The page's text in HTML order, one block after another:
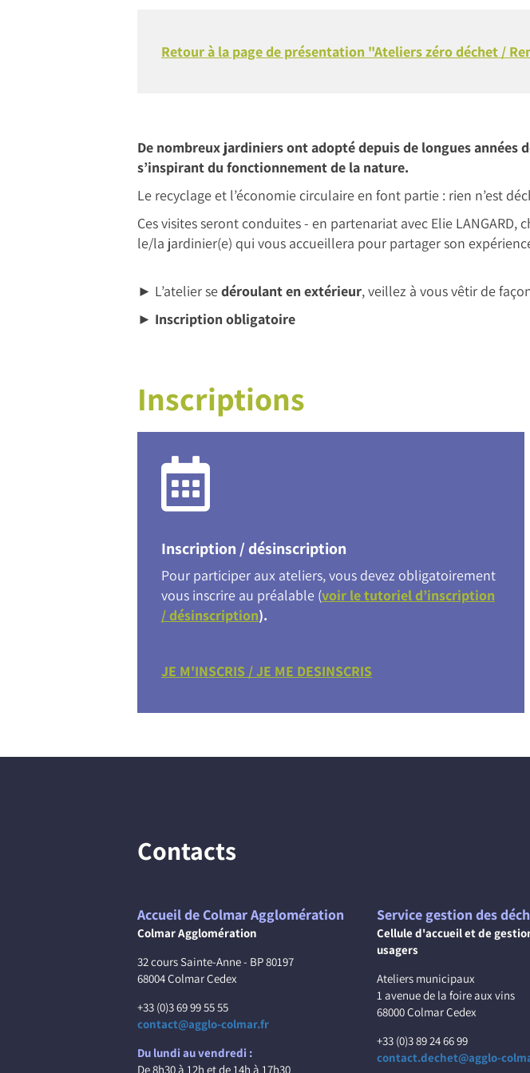
Retour à la page de présentation "Ateliers zéro déchet /
De nombreux jardiniers ont adopté depuis de longues années
s’inspirant du fonctionnement de la nature.
Le recyclage et l’économie circulaire en font partie : rien n’est
Ces visites seront conduites - en partenariat avec Elie LANGARD,
le/la jardinier(e) qui vous accueillera pour partager son
► L’atelier sedéroulant en extérieur, veillez à vous vêtir de
► Inscription obligatoire
Inscriptions
Inscription / désinscription
Pour participer aux ateliers, vous devez obligatoirement
vous inscrire au préalable (voir le tutoriel d’inscription
/ désinscription).
JE M'INSCRIS / JE ME DESINSCRIS
Contacts
Accueil de Colmar Agglomération
Colmar Agglomération
32 cours Sainte-Anne - BP 80197
68004 Colmar Cedex
+33 (0)3 69 99 55 55
contact@agglo-colmar.fr
Du lundi au vendredi :
De 8h30 à 12h et de 14h à 17h30
Service gestion des
Cellule d'accueil et de
usagers
Ateliers municipaux
1 avenue de la foire aux vins
68000 Colmar Cedex
+33 (0)3 89 24 66 99
contact.dechet@agglo-